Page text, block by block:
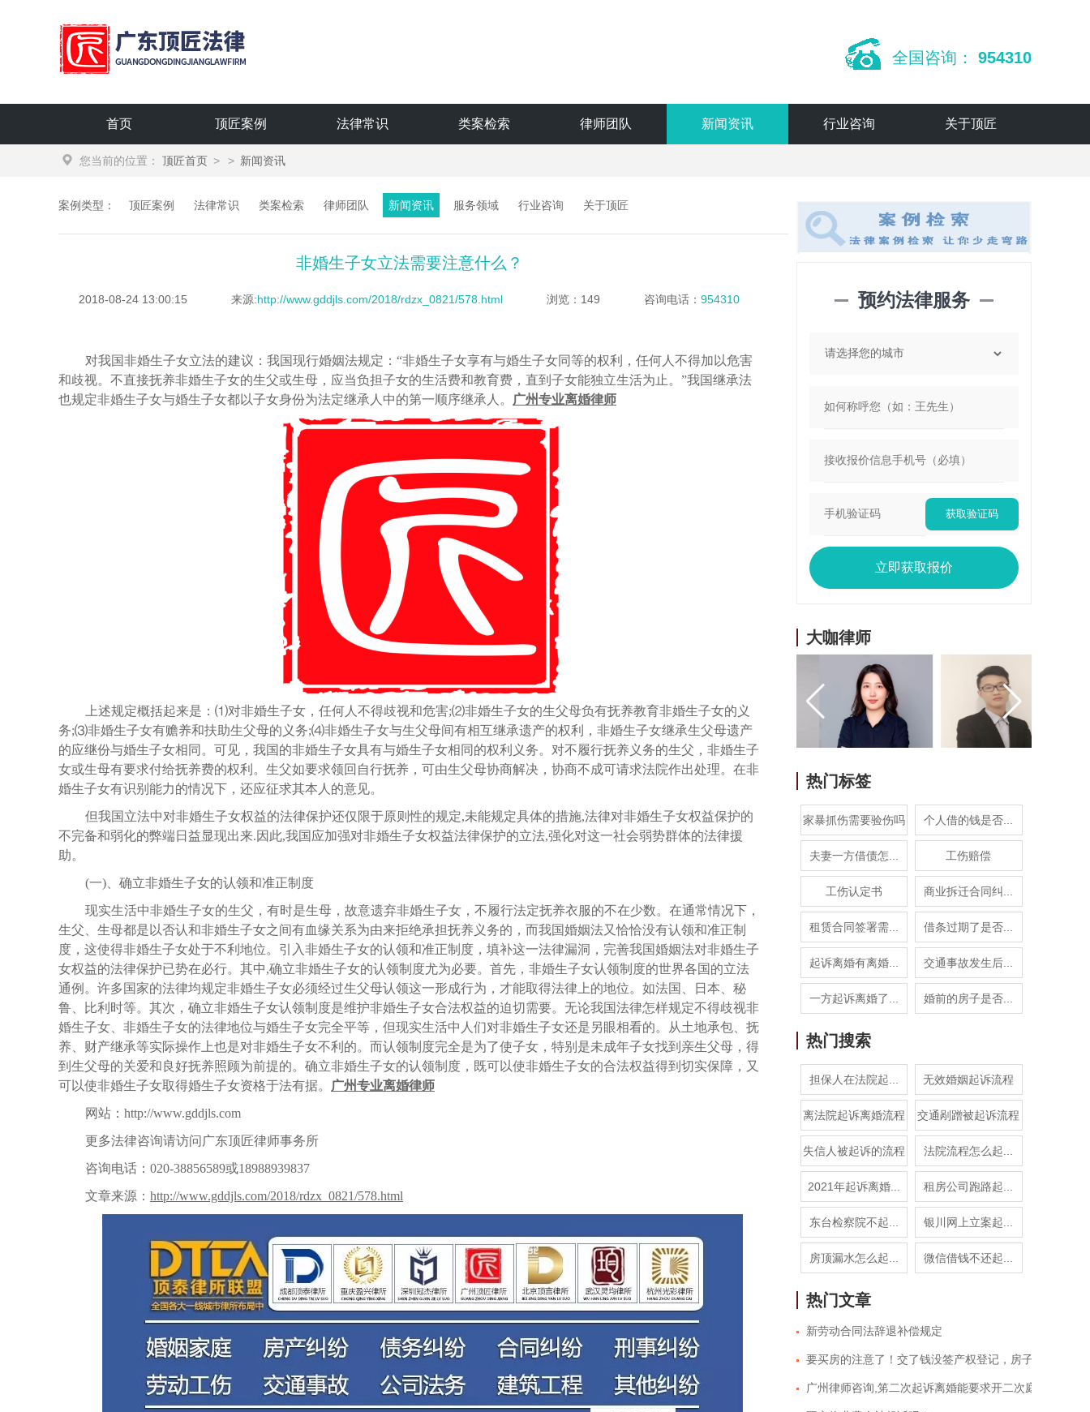
广东顶匠律师事务所
全国咨询： 954310
首页 顶匠案例 法律常识 类案检索 律师团队 新闻资讯 行业咨询 关于顶匠
您当前的位置： 顶匠首页 > > 新闻资讯
案例类型： 顶匠案例 法律常识 类案检索 律师团队 新闻资讯 服务领域 行业咨询 关于顶匠
非婚生子女立法需要注意什么？
2018-08-24 13:00:15 来源:http://www.gddjls.com/2018/rdzx_0821/578.html 浏览：149 咨询电话： 954310
对我国非婚生子女立法的建议：我国现行婚姻法规定： “非婚生子女享有与婚生子女同等的权利，任何人不得加以危害
和歧视。不直接抚养非婚生子女的生父或生母，应当负担子女的生活费和教育费，直到子女能独立生活为止。”我国继承法
也规定非婚生子女与婚生子女都以子女身份为法定继承人中的第一顺序继承人。
广州专业离婚律师
上述规定概括起来是： ⑴对非婚生子女，任何人不得歧视和危害;⑵非婚生子女的生父母负有抚养教育非婚生子女的义
务;⑶非婚生子女有赡养和扶助生父母的义务;⑷非婚生子女与生父母间有相互继承遗产的权利，非婚生子女继承生父母遗产
的应继份与婚生子女相同。可见，我国的非婚生子女具有与婚生子女相同的权利义务。对不履行抚养义务的生父，非婚生子
女或生母有要求付给抚养费的权利。生父如要求领回自行抚养，可由生父母协商解决，协商不成可请求法院作出处理。在非
婚生子女有识别能力的情况下，还应征求其本人的意见。
但我国立法中对非婚生子女权益的法律保护还仅限于原则性的规定,未能规定具体的措施,法律对非婚生子女权益保护的
不完备和弱化的弊端日益显现出来.因此,我国应加强对非婚生子女权益法律保护的立法,强化对这一社会弱势群体的法律援
助。
(一)、确立非婚生子女的认领和准正制度
现实生活中非婚生子女的生父，有时是生母，故意遗弃非婚生子女，不履行法定抚养衣服的不在少数。在通常情况下，
生父、生母都是以否认和非婚生子女之间有血缘关系为由来拒绝承担抚养义务的，而我国婚姻法又恰恰没有认领和准正制
度，这使得非婚生子女处于不利地位。引入非婚生子女的认领和准正制度，填补这一法律漏洞，完善我国婚姻法对非婚生子
女权益的法律保护已势在必行。其中,确立非婚生子女的认领制度尤为必要。首先，非婚生子女认领制度的世界各国的立法
通例。许多国家的法律均规定非婚生子女必须经过生父母认领这一形成行为，才能取得法律上的地位。如法国、日本、秘
鲁、比利时等。其次，确立非婚生子女认领制度是维护非婚生子女合法权益的迫切需要。无论我国法律怎样规定不得歧视非
婚生子女、非婚生子女的法律地位与婚生子女完全平等，但现实生活中人们对非婚生子女还是另眼相看的。从土地承包、抚
养、财产继承等实际操作上也是对非婚生子女不利的。而认领制度完全是为了使子女，特别是未成年子女找到亲生父母，得
到生父母的关爱和良好抚养照顾为前提的。确立非婚生子女的认领制度，既可以使非婚生子女的合法权益得到切实保障，又
可以使非婚生子女取得婚生子女资格于法有据。
广州专业离婚律师
网站： http://www.gddjls.com
更多法律咨询请访问广东顶匠律师事务所
咨询电话： 020-38856589或18988939837
文章来源： http://www.gddjls.com/2018/rdzx_0821/578.html
预约法律服务
获取验证码
立即获取报价
大咖律师
热门标签
家暴抓伤需要验伤吗 个人借的钱是否...
夫妻一方借债怎... 工伤赔偿
工伤认定书 商业拆迁合同纠...
租赁合同签署需... 借条过期了是否...
起诉离婚有离婚... 交通事故发生后...
一方起诉离婚了... 婚前的房子是否...
热门搜索
担保人在法院起... 无效婚姻起诉流程
离法院起诉离婚流程 交通剐蹭被起诉流程
失信人被起诉的流程 法院流程怎么起...
2021年起诉离婚... 租房公司跑路起...
东台检察院不起... 银川网上立案起...
房顶漏水怎么起... 微信借钱不还起...
热门文章
新劳动合同法辞退补偿规定
要买房的注意了！交了钱没签产权登记，房子可能就不
广州律师咨询,笫二次起诉离婚能要求开二次庭吗